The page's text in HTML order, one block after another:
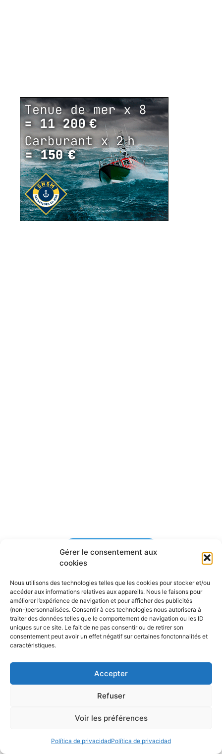
Gérer le consentement aux
cookies
Nous utilisons des technologies telles que les cookies pour stocker et/ou
accéder aux informations relatives aux appareils. Nous le faisons pour
améliorer l’expérience de navigation et pour afficher des publicités
(non-)personnalisées. Consentir à ces technologies nous autorisera à
traiter des données telles que le comportement de navigation ou les ID
uniques sur ce site. Le fait de ne pas consentir ou de retirer son
consentement peut avoir un effet négatif sur certaines fonctonnalités et
caractéristiques.
Accepter
Refuser
Voir les préférences
Política de privacidadPolítica de privacidad
Calendrier nautique
Les derniers articles publiés
Detectores de peces, GPS,
NMEA… ¿Y si nos tomáramos
La navegación siempre ha sido una escuela